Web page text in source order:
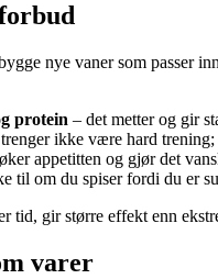
nye vaner som passer
protein – det metter og gir
ikke være hard
appetitten og gjør det
til om du spiser fordi du er
tid, gir større effekt enn
varer